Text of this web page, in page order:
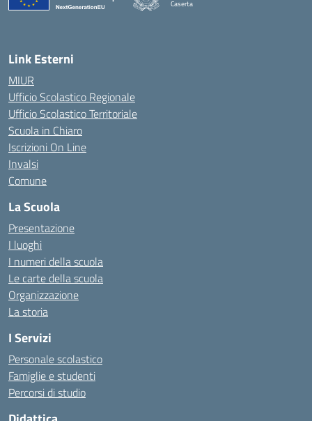
Caserta
Link Esterni
MIUR
Ufficio Scolastico Regionale
Ufficio Scolastico Territoriale
Scuola in Chiaro
Iscrizioni On Line
Invalsi
Comune
La Scuola
Presentazione
I luoghi
I numeri della scuola
Le carte della scuola
Organizzazione
La storia
I Servizi
Personale scolastico
Famiglie e studenti
Percorsi di studio